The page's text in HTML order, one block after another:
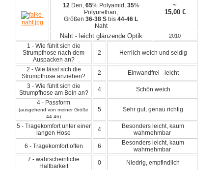
12Den, 65% Polyamid, 35%
Polyurethan,
Größen36-38 S bis44-46 L
Naht
~
15,00€
Naht - leicht glänzende Optik 2010
1 - Wie fühlt sich die
Strumpfhose nach dem
Auspacken an?
2 Herrlich weich und seidig
2 - Wie lässt sich die
Strumpfhose anziehen?
2
Einwandfrei - leicht
3 - Wie fühlt sich die
Strumpfhose am Bein an?
4
Schön weich
4 - Passform
(ausgehend von meiner Größe
44-46)
5 Sehr gut, genau richtig
5 - Tragekomfort unter einer
langen Hose
4
Besonders leicht, kaum
wahrnehmbar
6 - Tragekomfort offen
6
Besonders leicht, kaum
wahrnehmbar
7 - wahrscheinliche
Haltbarkeit
0
Niedrig, empfindlich